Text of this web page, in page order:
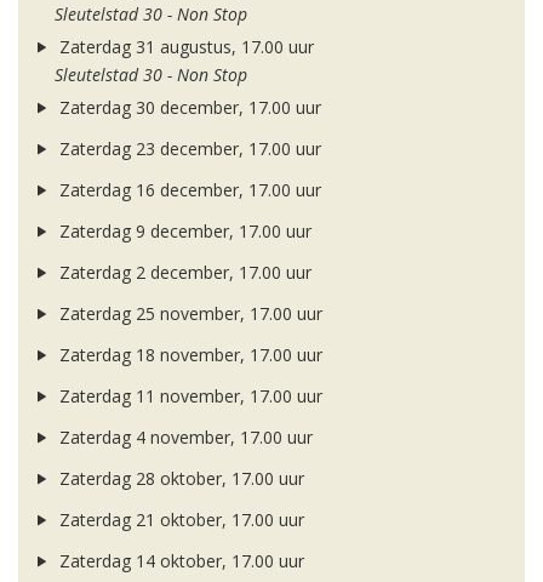
Sleutelstad 30 - Non Stop
Zaterdag 31 augustus, 17.00 uur
Sleutelstad 30 - Non Stop
Zaterdag 30 december, 17.00 uur
Zaterdag 23 december, 17.00 uur
Zaterdag 16 december, 17.00 uur
Zaterdag 9 december, 17.00 uur
Zaterdag 2 december, 17.00 uur
Zaterdag 25 november, 17.00 uur
Zaterdag 18 november, 17.00 uur
Zaterdag 11 november, 17.00 uur
Zaterdag 4 november, 17.00 uur
Zaterdag 28 oktober, 17.00 uur
Zaterdag 21 oktober, 17.00 uur
Zaterdag 14 oktober, 17.00 uur